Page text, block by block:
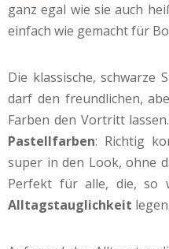
ganz egal wie sie auch
einfach wie gemacht für
Die klassische, schwarze
darf den freundlichen,
Farben den Vortritt
Pastellfarben: Richtig
super in den Look, ohne
Perfekt für alle, die, so
Alltagstauglichkeit legen.